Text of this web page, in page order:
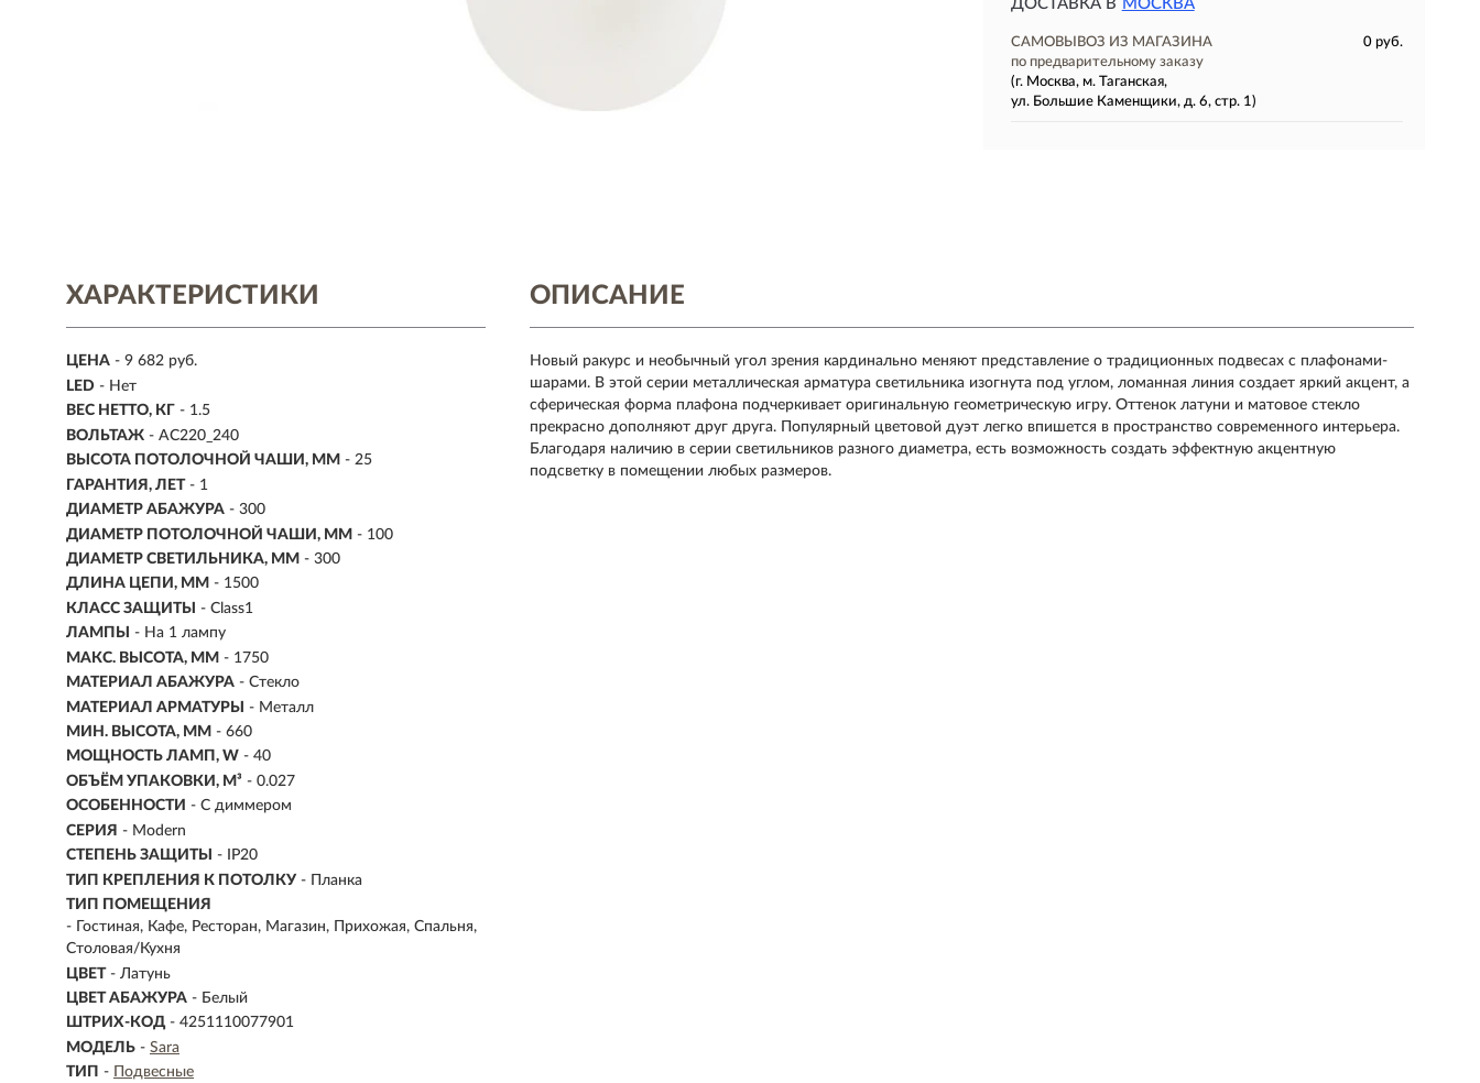
ДОСТАВКА В МОСКВА
САМОВЫВОЗ ИЗ МАГАЗИНА
0 руб.
по предварительному заказу
(г. Москва, м. Таганская,
ул. Большие Каменщики, д. 6, стр. 1)
ХАРАКТЕРИСТИКИ
ЦЕНА - 9 682 руб.
LED - Нет
ВЕС НЕТТО, КГ - 1.5
ВОЛЬТАЖ - AC220_240
ВЫСОТА ПОТОЛОЧНОЙ ЧАШИ, ММ - 25
ГАРАНТИЯ, ЛЕТ - 1
ДИАМЕТР АБАЖУРА - 300
ДИАМЕТР ПОТОЛОЧНОЙ ЧАШИ, ММ - 100
ДИАМЕТР СВЕТИЛЬНИКА, ММ - 300
ДЛИНА ЦЕПИ, ММ - 1500
КЛАСС ЗАЩИТЫ
- Class1
ЛАМПЫ
- На 1 лампу
МАКС. ВЫСОТА, ММ - 1750
МАТЕРИАЛ АБАЖУРА - Стекло
МАТЕРИАЛ АРМАТУРЫ
- Металл
МИН. ВЫСОТА, ММ - 660
МОЩНОСТЬ ЛАМП, W - 40
ОБЪЁМ УПАКОВКИ, М³ - 0.027
ОСОБЕННОСТИ - С диммером
СЕРИЯ - Modern
СТЕПЕНЬ ЗАЩИТЫ
- IP20
ТИП КРЕПЛЕНИЯ К ПОТОЛКУ - Планка
ТИП ПОМЕЩЕНИЯ
- Гостиная, Кафе, Ресторан, Магазин, Прихожая, Спальня,
Столовая/Кухня
ЦВЕТ - Латунь
ЦВЕТ АБАЖУРА - Белый
ШТРИХ-КОД - 4251110077901
МОДЕЛЬ - Sara
ТИП - Подвесные
ОПИСАНИЕ
Новый ракурс и необычный угол зрения кардинально меняют представление о традиционных подвесах с плафонами-
шарами. В этой серии металлическая арматура светильника изогнута под углом, ломанная линия создает яркий акцент, а
сферическая форма плафона подчеркивает оригинальную геометрическую игру. Оттенок латуни и матовое стекло
прекрасно дополняют друг друга. Популярный цветовой дуэт легко впишется в пространство современного интерьера.
Благодаря наличию в серии светильников разного диаметра, есть возможность создать эффектную акцентную
подсветку в помещении любых размеров.